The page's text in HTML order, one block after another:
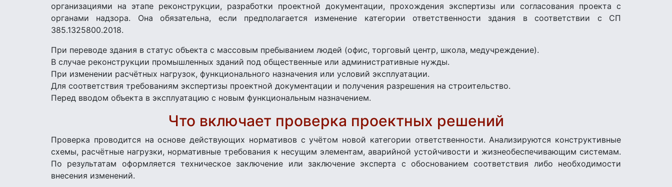
организациями на этапе реконструкции, разработки проектной документации, прохождения экспертизы или согласования проекта с
органами надзора. Она обязательна, если предполагается изменение категории ответственности здания в соответствии с СП
385.1325800.2018.
При переводе здания в статус объекта с массовым пребыванием людей (офис, торговый центр, школа, медучреждение).
В случае реконструкции промышленных зданий под общественные или административные нужды.
При изменении расчётных нагрузок, функционального назначения или условий эксплуатации.
Для соответствия требованиям экспертизы проектной документации и получения разрешения на строительство.
Перед вводом объекта в эксплуатацию с новым функциональным назначением.
Что включает проверка проектных решений
Проверка проводится на основе действующих нормативов с учётом новой категории ответственности. Анализируются конструктивные
схемы, расчётные нагрузки, нормативные требования к несущим элементам, аварийной устойчивости и жизнеобеспечивающим системам.
По результатам оформляется техническое заключение или заключение эксперта с обоснованием соответствия либо необходимости
внесения изменений.